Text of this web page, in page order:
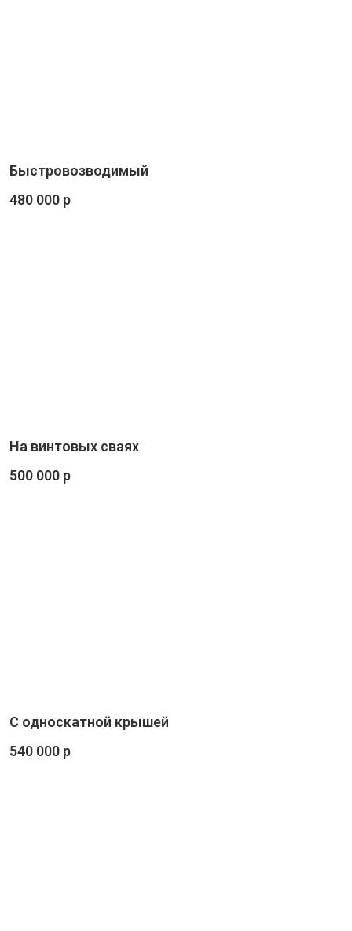
Быстровозводимый
480 000 р
На винтовых сваях
500 000 р
С односкатной крышей
540 000 р